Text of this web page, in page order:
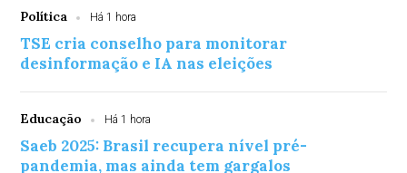
Política Há 1 hora
TSE cria conselho para monitorar
desinformação e IA nas eleições
Educação Há 1 hora
Saeb 2025: Brasil recupera nível pré-
pandemia, mas ainda tem gargalos